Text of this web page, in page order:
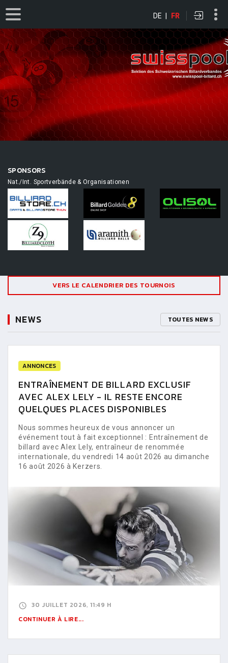
DE | FR
SPONSORS
Nat./Int. Sportverbände & Organisationen
VERS LE CALENDRIER DES TOURNOIS
NEWS TOUTES NEWS
ANNONCES
ENTRAÎNEMENT DE BILLARD EXCLUSIF
AVEC ALEX LELY - IL RESTE ENCORE
QUELQUES PLACES DISPONIBLES
Nous sommes heureux de vous annoncer un
événement tout à fait exceptionnel : Entraînement de
billard avec Alex Lely, entraîneur de renommée
internationale, du vendredi 14 août 2026 au dimanche
16 août 2026 à Kerzers.
30 JUILLET 2026, 11:49 H
CONTINUER À LIRE...